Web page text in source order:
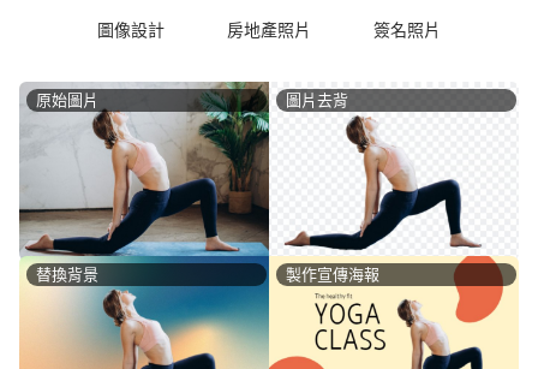
圖像設計 房地產照片 簽名照片
原始圖片 圖片去背
替換背景 製作宣傳海報